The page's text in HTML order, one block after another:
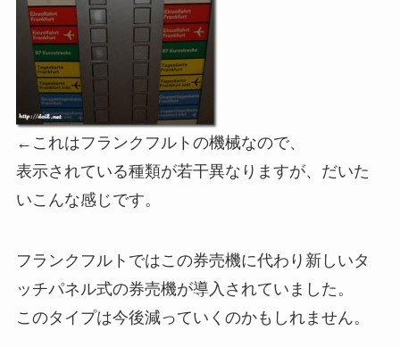
←これはフランクフルトの機械なので、
表示されている種類が若干異なりますが、だいた
いこんな感じです。
フランクフルトではこの券売機に代わり新しいタ
ッチパネル式の券売機が導入されていました。
このタイプは今後減っていくのかもしれません。